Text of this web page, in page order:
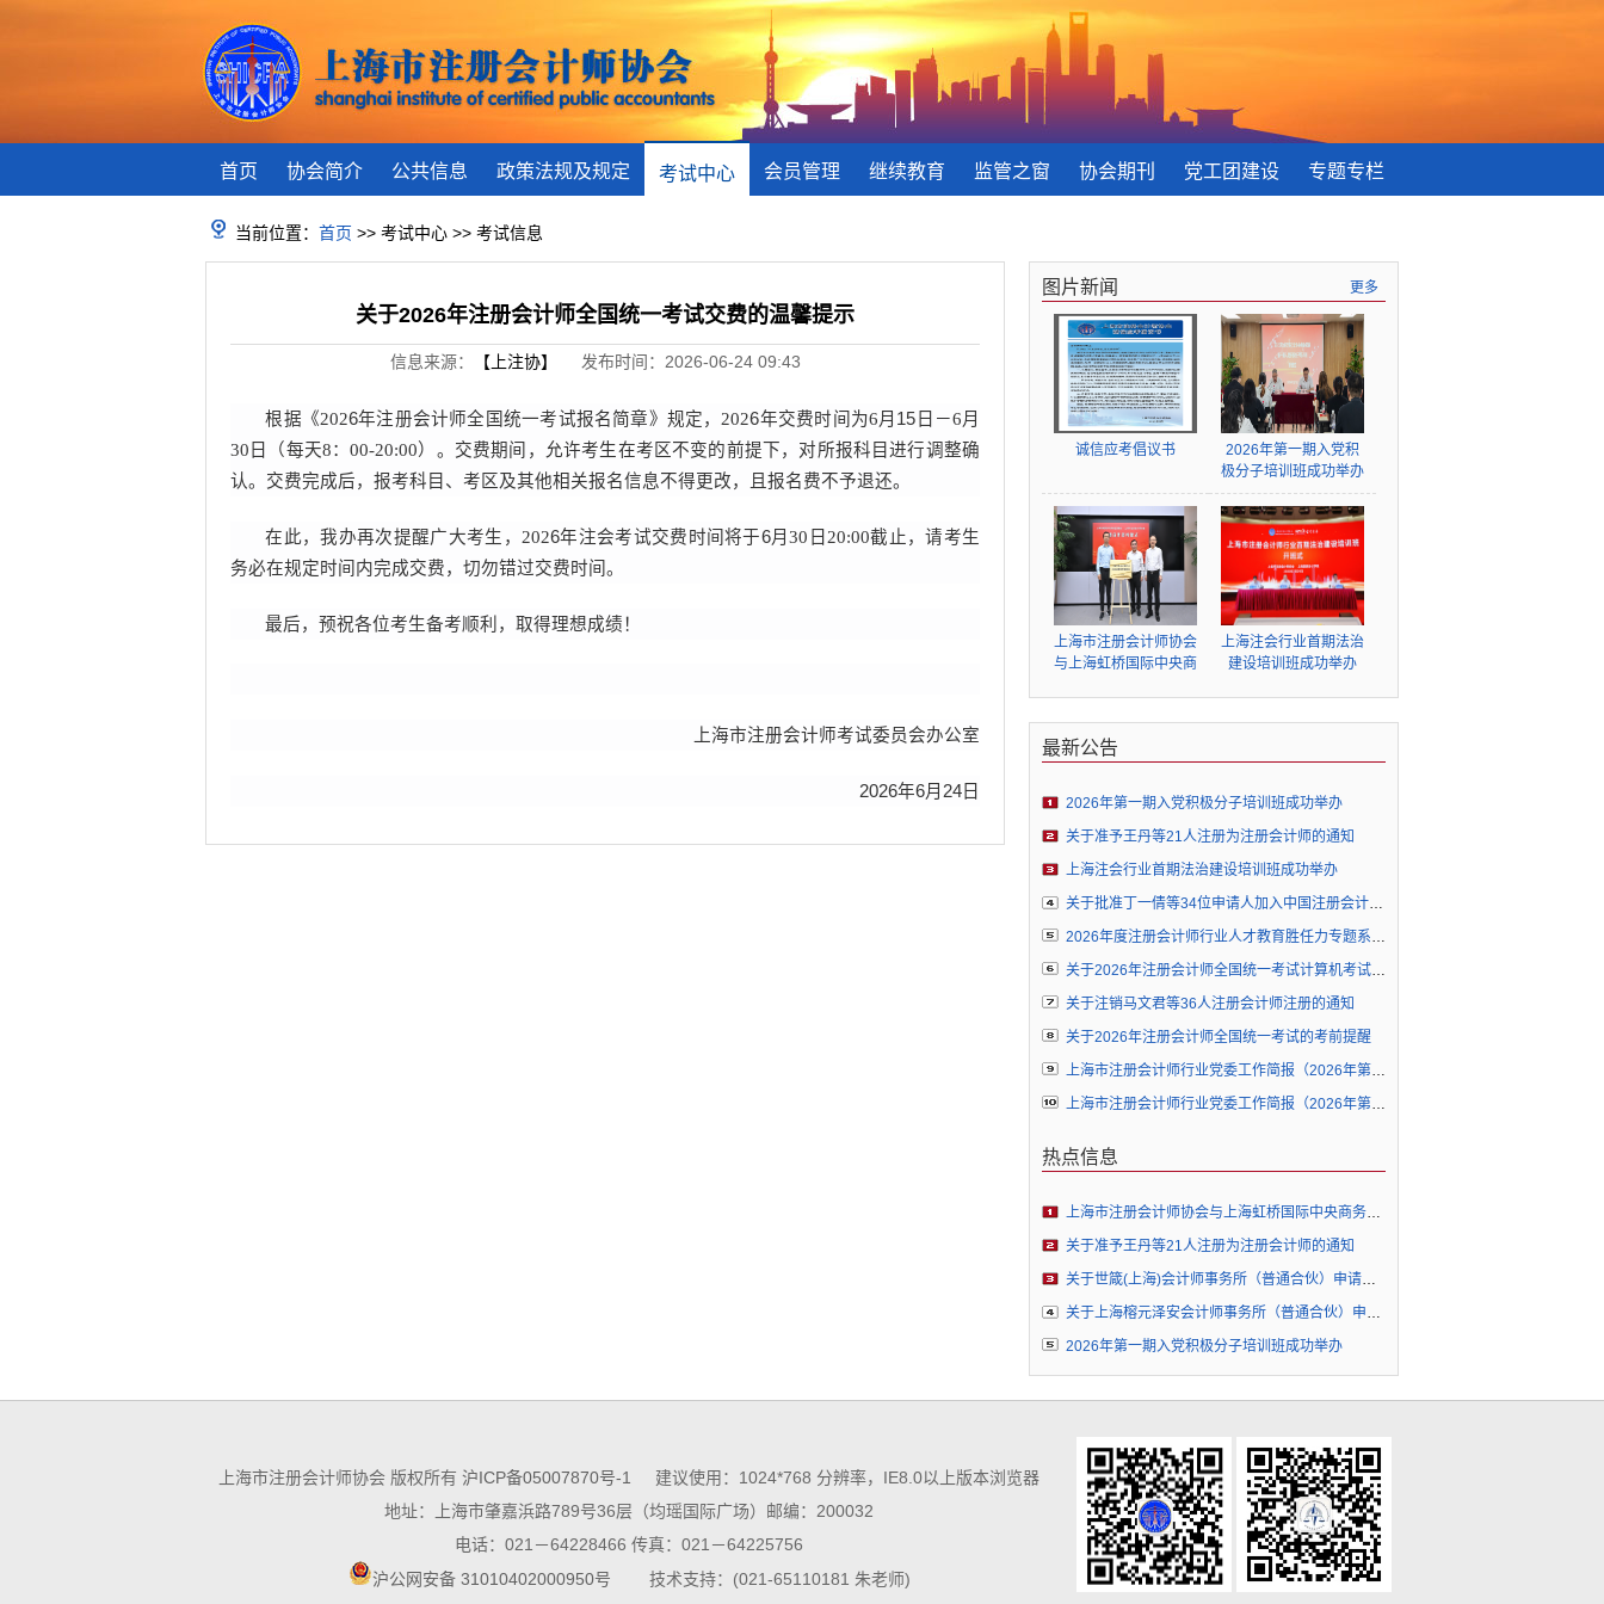
首页 协会简介 公共信息 政策法规及规定 考试中心 会员管理 继续教育 监管之窗 协会期刊 党工团建设 专题专栏
当前位置： 首页 >> 考试中心 >> 考试信息
关于2026年注册会计师全国统一考试交费的温馨提示
信息来源： 【上注协】 发布时间：2026-06-24 09:43
根据《2026年注册会计师全国统一考试报名简章》规定， 2026年交费时间为6月 15 日－6月
30日（每天8：00-20:00） 。 交费期间 ，
允许考生在考区不变的前提下，对所报科目进行调整确
认。交费完成后，报考科目、考区及其他相关报名信息不得更改，且报名费不予退还。
在此，我办再次提醒广大考生， 2026年注会考试交费 时间将于6月30日20:00截止，请考生
务必在规定时间内完成交费，切勿错过交费时间。
最后，预祝各位考生备考顺利，取得理想成绩！
上海市注册会计师考试委员会办公室
2026年6月 24日
图片新闻 更多
诚信应考倡议书
2026年第一期入党积
极分子培训班成功举办
上海市注册会计师协会
与上海虹桥国际中央商
会计师行业企业出海虹
桥服务站”揭牌
上海注会行业首期法治
建设培训班成功举办
最新公告
2026年第一期入党积极分子培训班成功举办
关于准予王丹等21人注册为注册会计师的通知
上海注会行业首期法治建设培训班成功举办
关于批准丁一倩等34位申请人加入中国注册会计师协会成为个人非执业会员的通知
2026年度注册会计师行业人才教育胜任力专题系列直播（三）培训通知
关于2026年注册会计师全国统一考试计算机考试环境下故障处理办法的公告
关于注销马文君等36人注册会计师注册的通知
关于2026年注册会计师全国统一考试的考前提醒
上海市注册会计师行业党委工作简报（2026年第5期）
上海市注册会计师行业党委工作简报（2026年第4期）
热点信息
上海市注册会计师协会与上海虹桥国际中央商务区管委会签署战略合作协议并为“上海注册会计师行业企业出海虹桥服务站”揭牌
关于准予王丹等21人注册为注册会计师的通知
关于世箴(上海)会计师事务所（普通合伙）申请执业许可的公示
关于上海榕元泽安会计师事务所（普通合伙）申请执业许可的公示
2026年第一期入党积极分子培训班成功举办
上海市注册会计师协会 版权所有 沪ICP备05007870号-1
建议使用：1024*768 分辨率，IE8.0以上版本浏览器
地址：上海市肇嘉浜路789号36层（均瑶国际广场）邮编：200032
电话：021－64228466 传真：021－64225756
沪公网安备 31010402000950号 技术支持：(021-65110181 朱老师)